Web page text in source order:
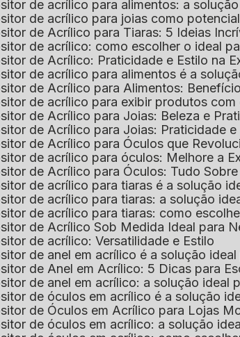
de acrílico para alimentos: a
de acrílico para joias como
de Acrílico para Tiaras: 5 Ideias
de acrílico: como escolher o ideal
de Acrílico: Praticidade e Estilo na
de acrílico para alimentos é a
de Acrílico para Alimentos:
de acrílico para exibir produtos
de Acrílico para Joias: Beleza e
de Acrílico para Joias: Praticidade e
de Acrílico para Óculos que
de acrílico para óculos: Melhore a
de Acrílico para Óculos: Tudo
de acrílico para tiaras é a solução
de acrílico para tiaras: a solução
de acrílico para tiaras: como
de Acrílico Sob Medida Ideal para
de acrílico: Versatilidade e Estilo
de anel em acrílico é a solução
de Anel em Acrílico: 5 Dicas para
de anel em acrílico: a solução
de óculos em acrílico é a solução
de Óculos em Acrílico para Lojas
de óculos em acrílico: a solução